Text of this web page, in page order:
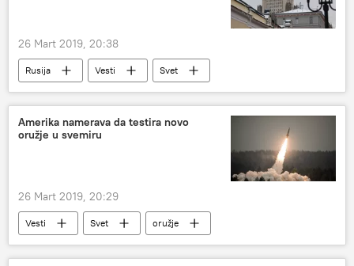
26 Mart 2019, 20:38
Rusija Vesti Svet
Amerika namerava da testira novo
oružje u svemiru
26 Mart 2019, 20:29
Vesti Svet
oružje
Vojska i naoružanje